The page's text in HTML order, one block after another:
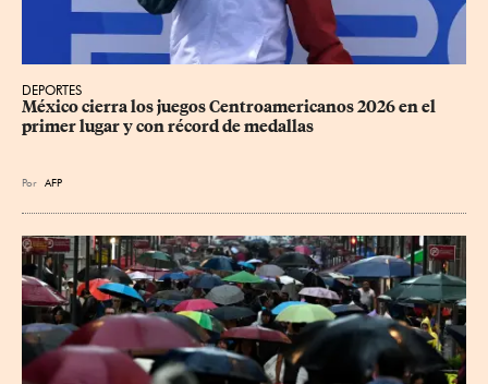
DEPORTES
México cierra los juegos Centroamericanos 2026 en el
primer lugar y con récord de medallas
Por AFP